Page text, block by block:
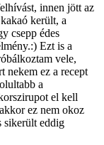
innen jött az
került, a
csepp édes
Ezt is a
vele,
nekem ez a recept
a
el kell
ez nem okoz
sikerült eddig